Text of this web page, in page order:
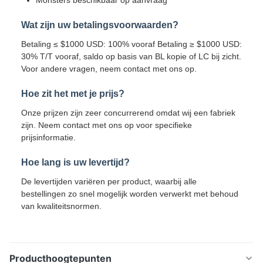
Wat zijn uw betalingsvoorwaarden?
Betaling ≤ $1000 USD: 100% vooraf Betaling ≥ $1000 USD:
30% T/T vooraf, saldo op basis van BL kopie of LC bij zicht.
Voor andere vragen, neem contact met ons op.
Hoe zit het met je prijs?
Onze prijzen zijn zeer concurrerend omdat wij een fabriek
zijn. Neem contact met ons op voor specifieke
prijsinformatie.
Hoe lang is uw levertijd?
De levertijden variëren per product, waarbij alle
bestellingen zo snel mogelijk worden verwerkt met behoud
van kwaliteitsnormen.
Producthoogtepunten